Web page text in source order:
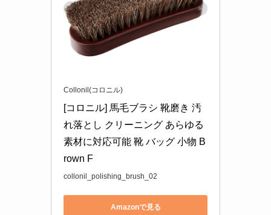
Collonil(コロニル)
[コロニル] 馬毛ブラシ 靴磨き 汚
れ落とし クリーニング あらゆる
素材に対応可能 靴 バッグ 小物 B
rown F
collonil_polishing_brush_02
Amazonで見る